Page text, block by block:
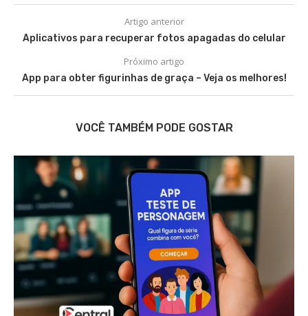
Artigo anterior
Aplicativos para recuperar fotos apagadas do celular
Próximo artigo
App para obter figurinhas de graça – Veja os melhores!
VOCÊ TAMBÉM PODE GOSTAR